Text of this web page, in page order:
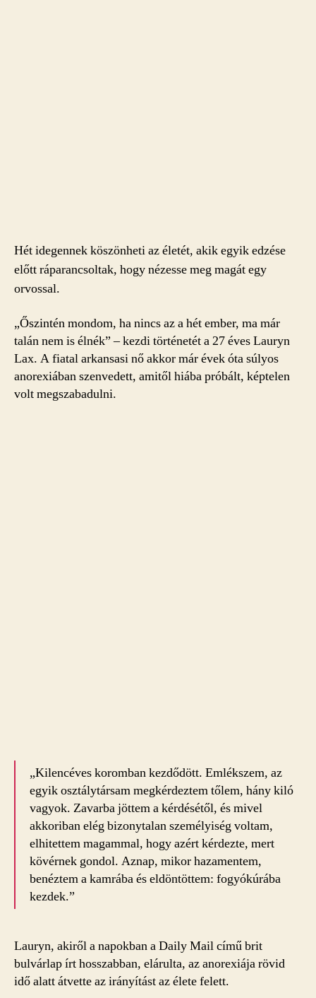
Hét idegennek köszönheti az életét, akik egyik edzése
előtt ráparancsoltak, hogy nézesse meg magát egy
orvossal.
„Őszintén mondom, ha nincs az a hét ember, ma már
talán nem is élnék” – kezdi történetét a 27 éves Lauryn
Lax. A fiatal arkansasi nő akkor már évek óta súlyos
anorexiában szenvedett, amitől hiába próbált, képtelen
volt megszabadulni.
„Kilencéves koromban kezdődött. Emlékszem, az
egyik osztálytársam megkérdeztem tőlem, hány kiló
vagyok. Zavarba jöttem a kérdésétől, és mivel
akkoriban elég bizonytalan személyiség voltam,
elhitettem magammal, hogy azért kérdezte, mert
kövérnek gondol. Aznap, mikor hazamentem,
benéztem a kamrába és eldöntöttem: fogyókúrába
kezdek.”
Lauryn, akiről a napokban a Daily Mail című brit
bulvárlap írt hosszabban, elárulta, az anorexiája rövid
idő alatt átvette az irányítást az élete felett.